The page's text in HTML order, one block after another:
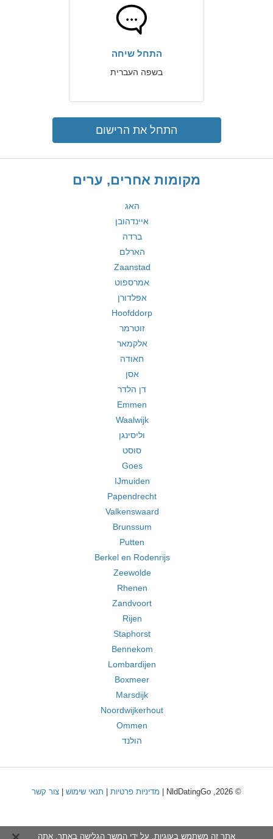
התחל שיחה
בשפה העברית
התחל את הרישום
מקומות אחרים, ערים
האג
איינדהובן
ברדה
הארלם
Zaanstad
אמרספוט
אפלדורן
Hoofddorp
זוטרמר
אלקמאר
חאודה
אסן
דן הלדר
Emmen
Waalwijk
וליסינגן
סוסט
Goes
IJmuiden
Papendrecht
Valkenswaard
Brunssum
Putten
Berkel en Rodenrijs
Zeewolde
Rhenen
Zandvoort
Rijen
Staphorst
Bennekom
Lombardijen
Boxmeer
Marsdijk
Noordwijkerhout
Ommen
הולנד
© 2026, NldDatingGo | מדיניות פרטיות תנאי שימוש צור קשר
אתר זה משתמש בעוגיות. על ידי המשך הגלישה באתר, אתה